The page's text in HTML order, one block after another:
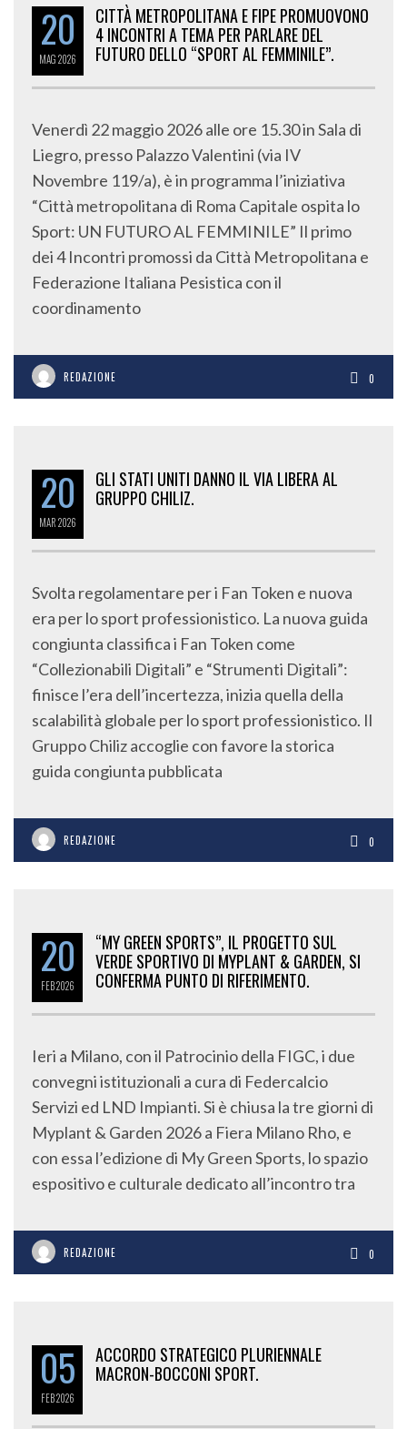
20
MAG2026
CITTÀ METROPOLITANA E FIPE PROMUOVONO
4 INCONTRI A TEMA PER PARLARE DEL
FUTURO DELLO “SPORT AL FEMMINILE”.
Venerdì 22 maggio 2026 alle ore 15.30 in Sala di
Liegro, presso Palazzo Valentini (via IV
Novembre 119/a), è in programma l’iniziativa
“Città metropolitana di Roma Capitale ospita lo
Sport: UN FUTURO AL FEMMINILE” Il primo
dei 4 Incontri promossi da Città Metropolitana e
Federazione Italiana Pesistica con il
coordinamento
REDAZIONE 0
20
MAR2026
GLI STATI UNITI DANNO IL VIA LIBERA AL
GRUPPO CHILIZ.
Svolta regolamentare per i Fan Token e nuova
era per lo sport professionistico. La nuova guida
congiunta classifica i Fan Token come
“Collezionabili Digitali” e “Strumenti Digitali”:
finisce l’era dell’incertezza, inizia quella della
scalabilità globale per lo sport professionistico. Il
Gruppo Chiliz accoglie con favore la storica
guida congiunta pubblicata
REDAZIONE 0
20
FEB2026
“MY GREEN SPORTS”, IL PROGETTO SUL
VERDE SPORTIVO DI MYPLANT & GARDEN, SI
CONFERMA PUNTO DI RIFERIMENTO.
Ieri a Milano, con il Patrocinio della FIGC, i due
convegni istituzionali a cura di Federcalcio
Servizi ed LND Impianti. Si è chiusa la tre giorni di
Myplant & Garden 2026 a Fiera Milano Rho, e
con essa l’edizione di My Green Sports, lo spazio
espositivo e culturale dedicato all’incontro tra
REDAZIONE 0
05
FEB2026
ACCORDO STRATEGICO PLURIENNALE
MACRON-BOCCONI SPORT.